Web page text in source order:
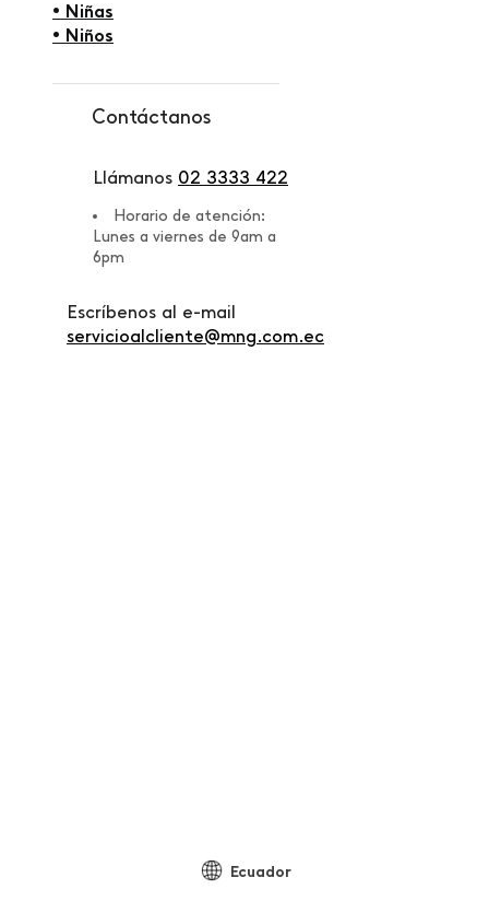
• Niñas
• Niños
Contáctanos
Llámanos 02 3333 422
Horario de atención:
Lunes a viernes de 9am a
6pm
Escríbenos al e-mail
servicioalcliente@mng.com.ec
Ecuador